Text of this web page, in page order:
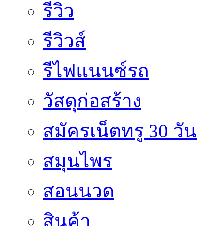
รีวิว
รีวิวส์
รีไฟแนนซ์รถ
วัสดุก่อสร้าง
สมัครเน็ตทรู 30 วัน
สมุนไพร
สอนนวด
สินค้า